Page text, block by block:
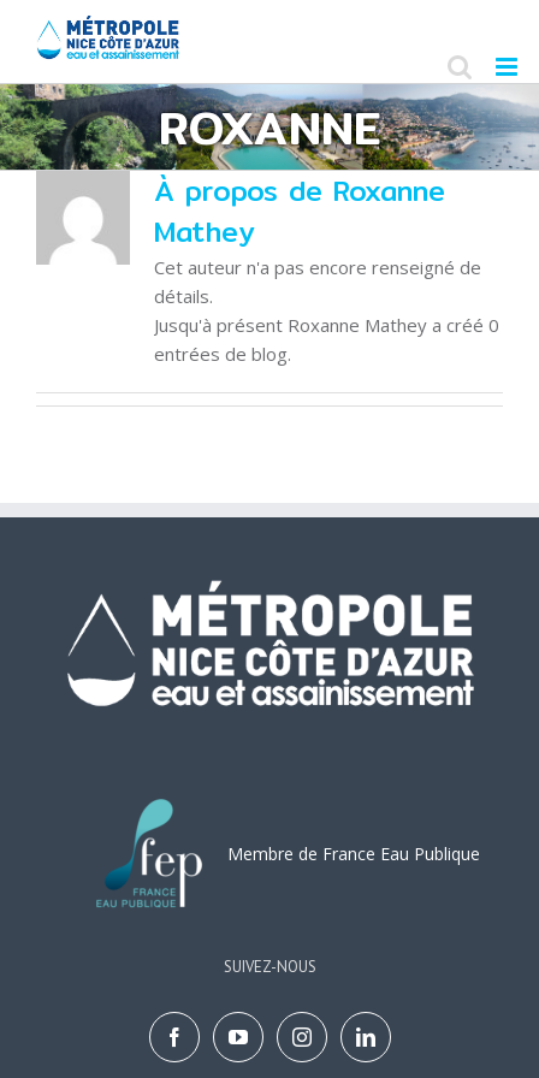
ROXANNE
À propos de Roxanne
Mathey
Cet auteur n'a pas encore renseigné de
détails.
Jusqu'à présent Roxanne Mathey a créé 0
entrées de blog.
Membre de France Eau Publique
SUIVEZ-NOUS